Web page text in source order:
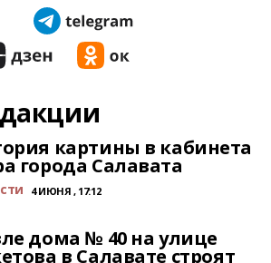
картины в кабинета
города Салавата
4 ИЮНЯ , 17:12
дома № 40 на улице
в Салавате строят